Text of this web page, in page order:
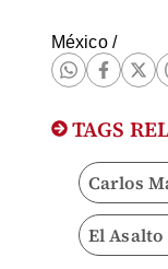
México/
TAGS
Carlos
El